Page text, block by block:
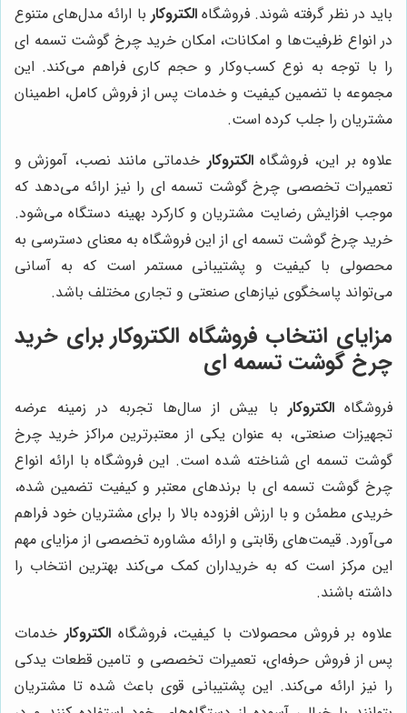
باید در نظر گرفته شوند. فروشگاهالکتروکار با ارائه مدل‌های متنوع
در انواع ظرفیت‌ها و امکانات، امکان خرید چرخ گوشت تسمه ای
را با توجه به نوع کسب‌وکار و حجم کاری فراهم می‌کند. این
مجموعه با تضمین کیفیت و خدمات پس از فروش کامل، اطمینان
مشتریان را جلب کرده است.
علاوه بر این، فروشگاهالکتروکار خدماتی مانند نصب، آموزش و
تعمیرات تخصصی چرخ گوشت تسمه ای را نیز ارائه می‌دهد که
موجب افزایش رضایت مشتریان و کارکرد بهینه دستگاه می‌شود.
خرید چرخ گوشت تسمه ای از این فروشگاه به معنای دسترسی به
محصولی با کیفیت و پشتیبانی مستمر است که به آسانی
می‌تواند پاسخگوی نیازهای صنعتی و تجاری مختلف باشد.
مزایای انتخاب فروشگاه الکتروکار برای خرید
چرخ گوشت تسمه ای
فروشگاهالکتروکار با بیش از سال‌ها تجربه در زمینه عرضه
تجهیزات صنعتی، به عنوان یکی از معتبرترین مراکز خرید چرخ
گوشت تسمه ای شناخته شده است. این فروشگاه با ارائه انواع
چرخ گوشت تسمه ای با برندهای معتبر و کیفیت تضمین شده،
خریدی مطمئن و با ارزش افزوده بالا را برای مشتریان خود فراهم
می‌آورد. قیمت‌های رقابتی و ارائه مشاوره تخصصی از مزایای مهم
این مرکز است که به خریداران کمک می‌کند بهترین انتخاب را
داشته باشند.
علاوه بر فروش محصولات با کیفیت، فروشگاهالکتروکار خدمات
پس از فروش حرفه‌ای، تعمیرات تخصصی و تامین قطعات یدکی
را نیز ارائه می‌کند. این پشتیبانی قوی باعث شده تا مشتریان